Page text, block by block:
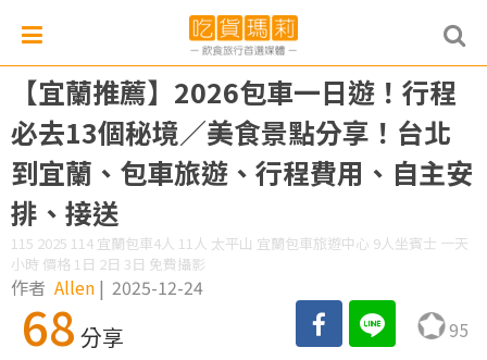
【宜蘭推薦】2026包車一日遊！行程
必去13個秘境／美食景點分享！台北
到宜蘭、包車旅遊、行程費用、自主安
排、接送
115 2025 114 宜蘭包車4人 11人 太平山 宜蘭包車旅遊中心 9人坐賓士 一天
小時 價格 1日 2日 3日 免費攝影
作者 Allen | 2025-12-24
68 分享 95